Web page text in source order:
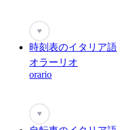
♥
時刻表のイタリア語
オラーリオ
orario
♥